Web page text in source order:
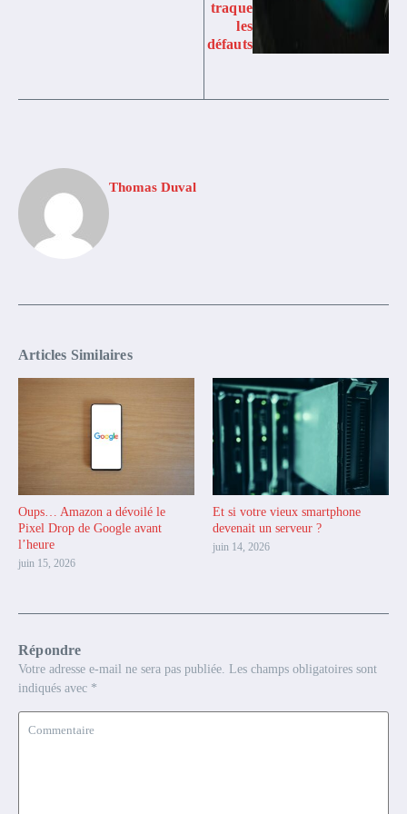
traque
les
défauts
Thomas Duval
Articles Similaires
Oups… Amazon a dévoilé le
Pixel Drop de Google avant
l’heure
juin 15, 2026
Et si votre vieux smartphone
devenait un serveur ?
juin 14, 2026
Répondre
Votre adresse e-mail ne sera pas publiée. Les champs obligatoires sont
indiqués avec *